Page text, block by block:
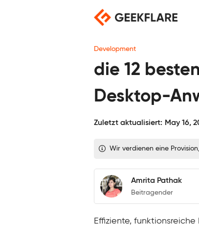
Development
die 12
Desktop-
Zuletzt aktualisiert: May 16,
Wir verdienen eine
Amrita Pathak
Beitragender
Effiziente,